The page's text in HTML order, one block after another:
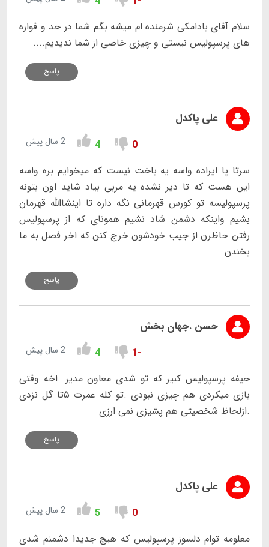
سلام آقای بادامکی شرمنده ام میشه بگم شما در حد و قواره
های پرسپولیس نیستی و چیزی خاصی از شما ندیدیم....
پاسخ
علی پاکدل
0
4 2 سال پیش
سرتا پا ایراده واسه یه باخت نیست که میخوایم بره واسه
این هست که تا دیر نشده یه مربی بیاد شاید اون بتونه
پرسپولیسه تو کورس قهرمانی نگه داره تا اینشاالله قهرمان
بشیم واینکه دشمن شاد نشیم همونای که از پرسپولیس
رفتن حاظرن از جیب خودشون خرج کنن که اخر فصل به ما
بخندن
پاسخ
حسن .جهان بخش
-1
4 2 سال پیش
حیفه پرسپولیس کبیر که تو شدی معاون مدیر .اخه وقتی
بازی میکردی هم چیزی نبودی .تو کله عمرت ۵تا گل نزدی
.ازلحاظ شخصیتی هم پشیزی نمی ارزی
پاسخ
علی پاکدل
0
5 2 سال پیش
معلومه توام دلسوز پرسپولیس که هیچ جدیدا دشمنم شدی